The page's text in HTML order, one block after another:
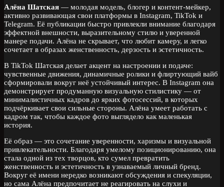
Алёна Шатская — молодая модель, блогер и контент-мейкер,
активно развивающая свои платформы в Instagram, TikTok и
Telegram. Её публикации быстро привлекли внимание благодаря
эффектной внешности, выразительному стилю и уверенной
манере подачи. Алёна не скрывает, что любит камеру, и легко
сочетает в образах женственность, дерзость и эстетичность.
В TikTok Шатская делает акцент на настроении и подаче:
чувственные движения, динамичные ролики и флиртующий вайб
сформировали вокруг неё устойчивый интерес. В Instagram она
демонстрирует продуманную визуальную стилистику — от
минималистичных кадров до ярких фотосессий, в которых
подчёркивает свои сильные стороны. Алёна умеет работать с
кадром так, чтобы каждое фото выглядело как маленькая
история.
Её образ — это сочетание уверенности, харизмы и визуальной
привлекательности. Благодаря умелому позиционированию, она
стала одной из тех творцов, кто сумел превратить
женственность и эстетичность в узнаваемый личный бренд.
Вокруг её имени нередко возникают обсуждения и спекуляции,
но сама Алёна предпочитает не реагировать на слухи и